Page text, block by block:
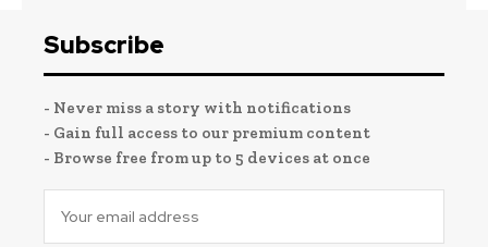
Subscribe
- Never miss a story with notifications
- Gain full access to our premium content
- Browse free from up to 5 devices at once